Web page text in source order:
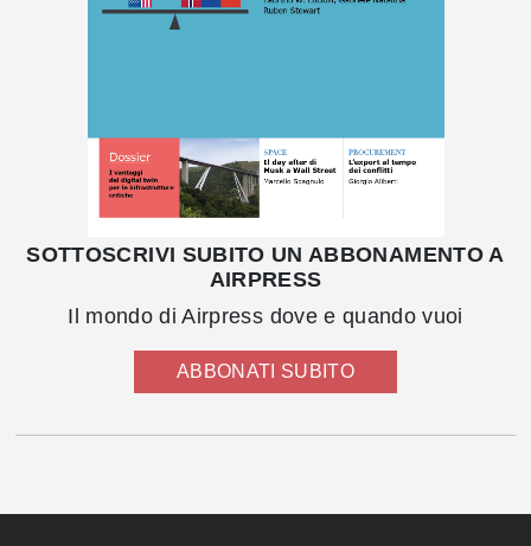
SOTTOSCRIVI SUBITO UN ABBONAMENTO A
AIRPRESS
Il mondo di Airpress dove e quando vuoi
ABBONATI SUBITO